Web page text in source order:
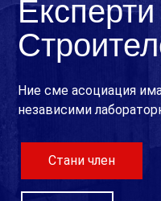
Експерти
Ние сме асоциация
независими
Стани член